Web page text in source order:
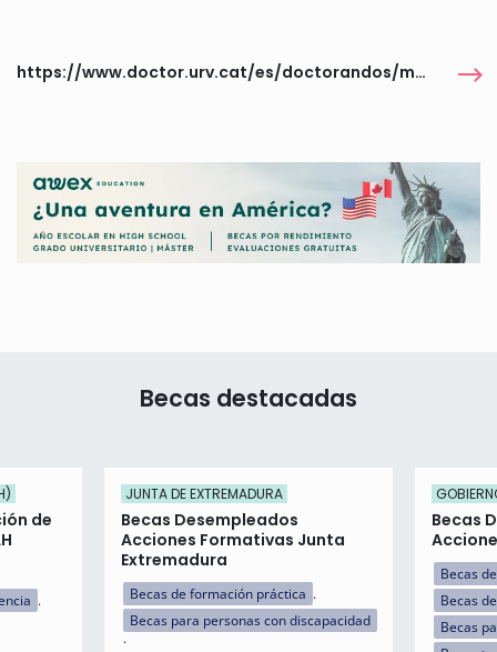
https://www.doctor.urv.cat/es/doctorandos/matricula-permanencia-ayudas/ajudes-i-premis/
Becas destacadas
de
JUNTA DE EXTREMADURA
Becas Desempleados
Acciones Formativas Junta
Extremadura
Becas de formación práctica
Becas para personas con discapacidad
Becas
Becas
Becas
Becas